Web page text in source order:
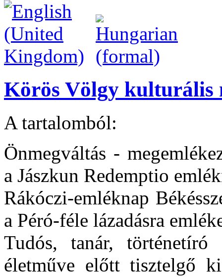
Körös Völgy kulturális
A tartalomból:
Önmegváltás -
a Jászkun Redemptio
Rákóczi-emléknap
a Péró-féle lázadásra
Tudós, tanár,
életműve előtt tisztelgő